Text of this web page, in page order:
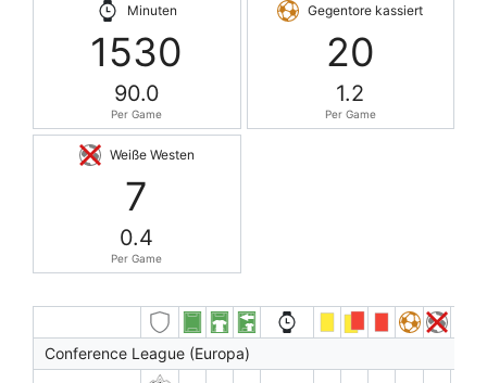
Minuten
1530
90.0
Per Game
Gegentore kassiert
20
1.2
Per Game
Weiße Westen
7
0.4
Per Game
Conference League (Europa)